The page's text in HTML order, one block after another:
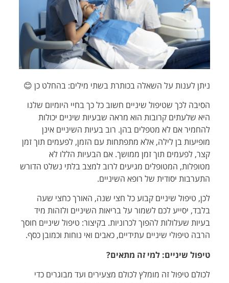
ניתן לענות על השאלה בכותרת בשתי מילים: בהחלט כן 😊
הסיבה לכך שטיפול שיניים חשוב כל כך בחיי היומיום שלנו
היא שלעתים קרובות הוא מראה שבעיות שיניים יכולות
להחמיר אם לא מטפלים בהן. רוב בעיות השיניים אינן
מופיעות בן לילה, אלא מתפתחות עם הזמן, לפעמים תוך זמן
קצר, לפעמים תוך זמן ממושך. אם הבעיות הללו לא
מטופלות, המטופלים מגיעים לרוב למצב בלתי נשלט הדורש
התערבות יסודית של רופא השיניים.
לכן, טיפול שיניים קבוע כל חצי שנה, האורך כחצי שעה
בלבד, יסייע לכם לשמור על בריאות השיניים ולזהות מיד
בעיות שעלולות להפוך לכרוניות. בקיצור: טיפול שיניים חוסך
הרבה טיפולי שיניים עתידיים, כאבים ואי נוחות וכמובן כסף.
טיפול שיניים: למי זה מתאים?
לכולם טיפול זה מומלץ לכולם מצעירים ועד מבוגרים כדי